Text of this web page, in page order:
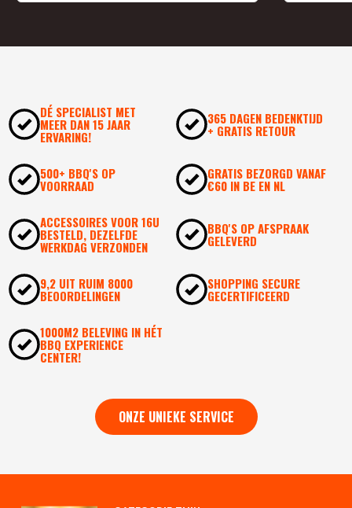
DÉ SPECIALIST MET
MEER DAN 15 JAAR
ERVARING!
365 DAGEN BEDENKTIJD
+ GRATIS RETOUR
500+ BBQ'S OP
VOORRAAD
GRATIS BEZORGD VANAF
€60 IN BE EN NL
ACCESSOIRES VOOR 16U
BESTELD, DEZELFDE
WERKDAG VERZONDEN
BBQ'S OP AFSPRAAK
GELEVERD
9,2 UIT RUIM 8000
BEOORDELINGEN
SHOPPING SECURE
GECERTIFICEERD
1000M2 BELEVING IN HÉT
BBQ EXPERIENCE
CENTER!
ONZE UNIEKE SERVICE